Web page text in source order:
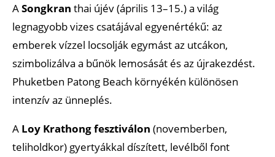
ASongkran thai újév (április 13–15.) a világ
legnagyobb vizes csatájával egyenértékű: az
emberek vízzel locsolják egymást az utcákon,
szimbolizálva a bűnök lemosását és az újrakezdést.
Phuketben Patong Beach környékén különösen
intenzív az ünneplés.
A Loy Krathong fesztiválon (novemberben,
teliholdkor) gyertyákkal díszített, levélből font